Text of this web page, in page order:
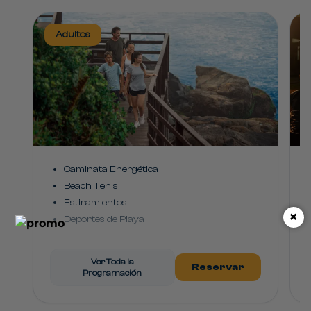
Adultos
Caminata Energética
Beach Tenis
Estiramientos
Deportes de Playa
Club Dance
Ver Toda la
Programación
Reservar
×